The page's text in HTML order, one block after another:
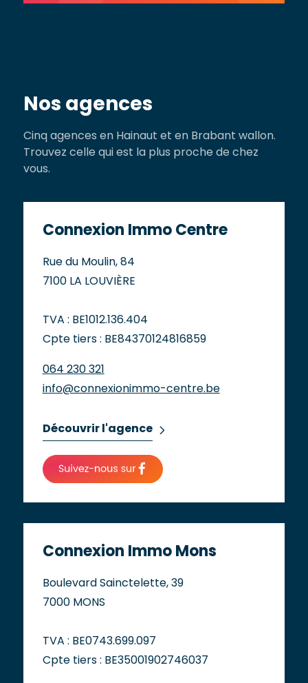
Nos agences
Cinq agences en Hainaut et en Brabant wallon.
Trouvez celle qui est la plus proche de chez
vous.
Connexion Immo Centre
Rue du Moulin, 84
7100 LA LOUVIÈRE
TVA : BE1012.136.404
Cpte tiers : BE84370124816859
064 230 321
info@connexionimmo-centre.be
Découvrir l'agence
Connexion Immo Mons
Boulevard Sainctelette, 39
7000 MONS
TVA : BE0743.699.097
Cpte tiers : BE35001902746037